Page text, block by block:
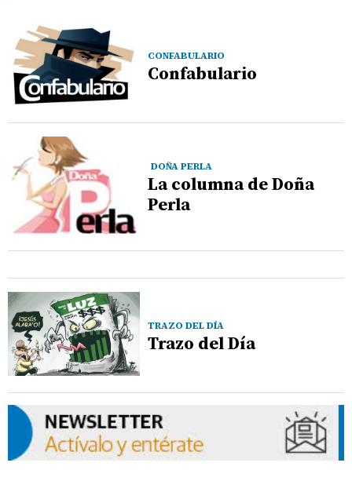
CONFABULARIO
Confabulario
DOÑA PERLA
La columna de Doña
Perla
TRAZO DEL DÍA
Trazo del Día